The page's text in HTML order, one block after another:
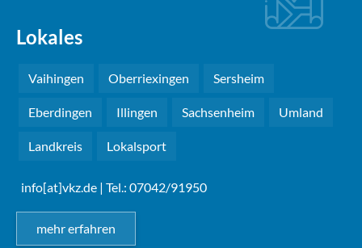
Lokales
Vaihingen Oberriexingen Sersheim
Eberdingen Illingen Sachsenheim Umland
Landkreis Lokalsport
info[at]vkz.de | Tel.: 07042/91950
mehr erfahren